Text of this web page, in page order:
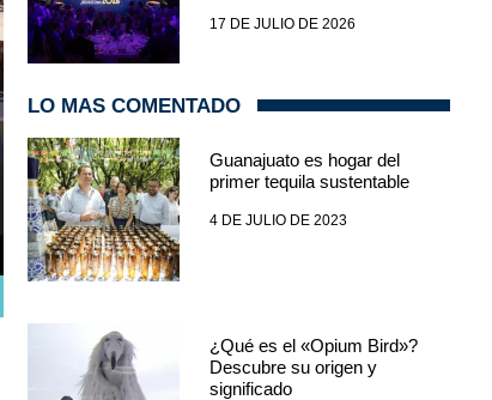
17 DE JULIO DE 2026
LO MAS COMENTADO
Guanajuato es hogar del
primer tequila sustentable
4 DE JULIO DE 2023
¿Qué es el «Opium Bird»?
Descubre su origen y
significado